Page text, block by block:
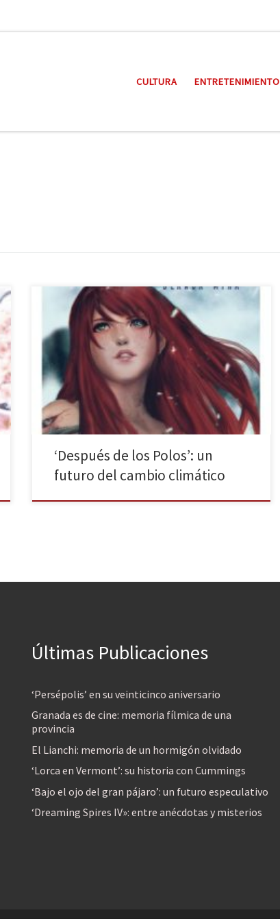
CULTURA ENTRETENIMIENTO
Después de los polos es la última novela de Blanca
Mira, publicado por Apache Libros. En un mundo
contaminado, donde los recursos se agotan, se
producen situaciones extremas de sequías, tierras
sobreexplotadas, combustibles limitados apunto de
agotarse, islas de plásticos y un largo etcétera de
problemas que nos incumben a […]
‘Después de los Polos’: un
futuro del cambio climático
Últimas Publicaciones
‘Persépolis’ en su veinticinco aniversario
Granada es de cine: memoria fílmica de una
provincia
El Lianchi: memoria de un hormigón olvidado
‘Lorca en Vermont’: su historia con Cummings
‘Bajo el ojo del gran pájaro’: un futuro especulativo
‘Dreaming Spires IV»: entre anécdotas y misterios